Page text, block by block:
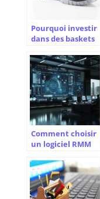
Pourquoi investir
dans des baskets
Comment choisir
un logiciel RMM
gestion de votre
parc informatique